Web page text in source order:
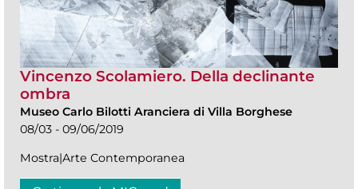
Vincenzo Scolamiero. Della declinante
ombra
Museo Carlo Bilotti Aranciera di Villa Borghese
08/03 - 09/06/2019
Mostra|Arte Contemporanea